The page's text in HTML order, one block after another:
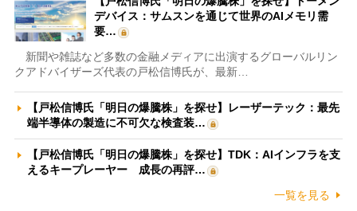
デバイス：サムスンを通じて世界のAIメモリ需
要…
新聞や雑誌など多数の金融メディアに出演するグローバルリン
クアドバイザーズ代表の戸松信博氏が、最新…
【戸松信博氏「明日の爆騰株」を探せ】レーザーテック：最先
端半導体の製造に不可欠な検査装…
【戸松信博氏「明日の爆騰株」を探せ】TDK：AIインフラを支
えるキープレーヤー 成長の再評…
一覧を見る